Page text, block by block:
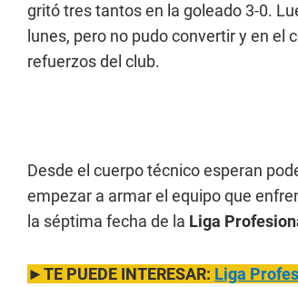
gritó tres tantos en la goleado 3-0.
lunes, pero no pudo convertir y en
refuerzos del club.
Desde el cuerpo técnico esperan
empezar a armar el equipo que
la séptima fecha de la Liga
►TE PUEDE INTERESAR: Liga